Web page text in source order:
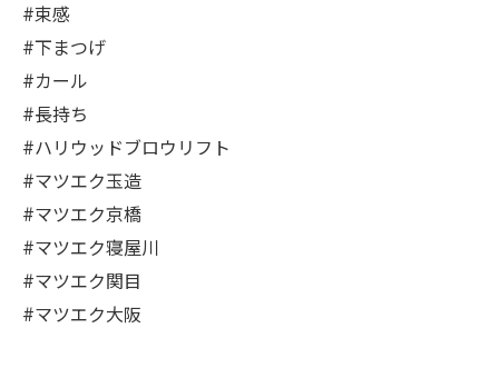
#束感
#下まつげ
#カール
#長持ち
#ハリウッドブロウリフト
#マツエク玉造
#マツエク京橋
#マツエク寝屋川
#マツエク関目
#マツエク大阪